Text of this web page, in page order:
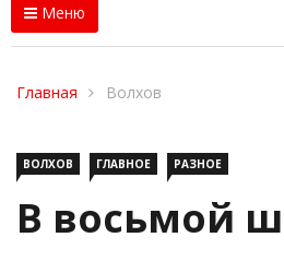
Меню
Главная Волхов
ВОЛХОВ ГЛАВНОЕ РАЗНОЕ
В восьмой